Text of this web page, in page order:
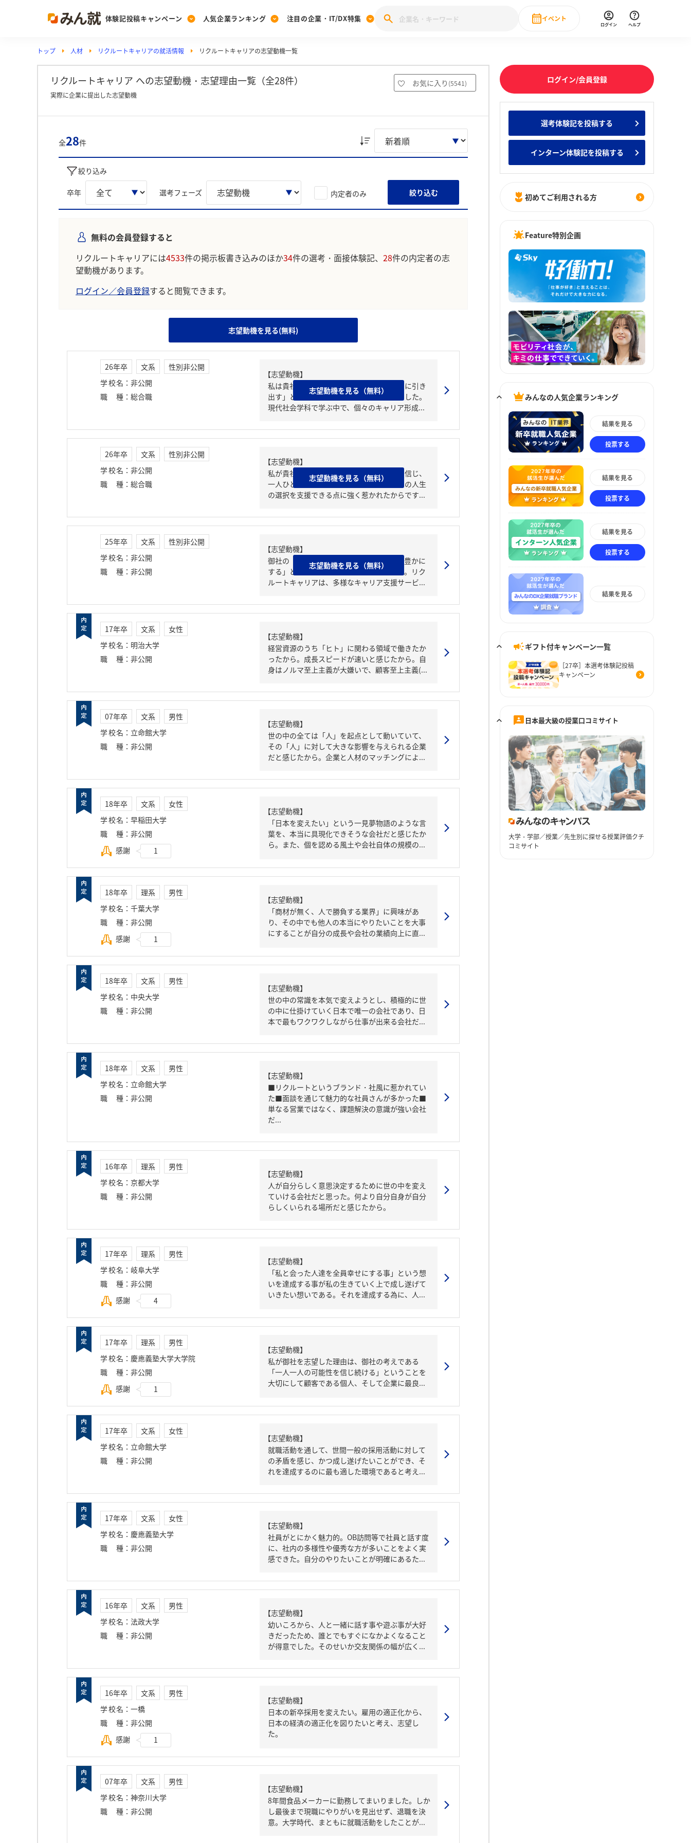
体験記投稿キャンペーン
Post
投稿する
[27卒] 本選考体験記投稿キャンペーン
人気企業ランキング
Ranking
ランキングを見る
みんなのDX企業就職ブランド調査
Vote みんなの新卒就職人気企業ランキング みんなのインターン人気企業ランキ
注目の企業・IT/DX特集
PickUp
注目の企業特集
28卒 IT・DX現場社員インタビュー
イベント
直近のイベント一覧
ログイン ヘルプ
トップ 人材 リクルートキャリアの就活情報 リクルートキャリアの志望動機一覧
リクルートキャリア への志望動機・志望理由一覧（全28件） お気に入り (5541)
実際に企業に提出した志望動機
全28件
絞り込み
卒年 選考フェーズ 内定者のみ 絞り込む
無料の会員登録すると
リクルートキャリアには4533件の掲示板書き込みのほか34件の選考・面接体験記、 28件の内定者の志
望動機があります。
ログイン／会員登録すると閲覧できます。
志望動機を見る(無料)
26年卒 文系
性別非公開
学校名 ： 非公開
職種 ： 総合職
【志望動機】
私は貴社の「一人ひとりの可能性を最大限に引き
出す」という理念に強く共感し、志望しました。
現代社会学科で学ぶ中で、個々のキャリア形成...
志望動機を見る（無料）
26年卒 文系
性別非公開
学校名 ： 非公開
職種 ： 総合職
【志望動機】
私が貴社を志望する理由は、人の可能性を信じ、
一人ひとりのキャリアに深く寄り添い、その人生
の選択を支援できる点に強く惹かれたからです...
志望動機を見る（無料）
25年卒 文系
性別非公開
学校名 ： 非公開
職種 ： 非公開
【志望動機】
御社の「人々の可能性を広げ、社会全体を豊かに
する」という理念に強く共感しております。リク
ルートキャリアは、多様なキャリア支援サービ...
志望動機を見る（無料）
17年卒 文系
女性
学校名 ： 明治大学
職種 ： 非公開
【志望動機】
経営資源のうち「ヒト」に関わる領域で働きたか
ったから。成長スピードが速いと感じたから。自
身はノルマ至上主義が大嫌いで、顧客至上主義(...
07年卒 文系
男性
学校名 ： 立命館大学
職種 ： 非公開
【志望動機】
世の中の全ては「人」を起点として動いていて、
その「人」に対して大きな影響を与えられる企業
だと感じたから。企業と人材のマッチングによ...
18年卒 文系
女性
学校名 ： 早稲田大学
職種 ： 非公開
感謝
1
【志望動機】
「日本を変えたい」という一見夢物語のような言
葉を、本当に具現化できそうな会社だと感じたか
ら。また、個を認める風土や会社自体の規模の...
18年卒 理系
男性
学校名 ： 千葉大学
職種 ： 非公開
感謝
1
【志望動機】
「商材が無く、人で勝負する業界」に興味があ
り、その中でも他人の本当にやりたいことを大事
にすることが自分の成長や会社の業績向上に直...
18年卒 文系
男性
学校名 ： 中央大学
職種 ： 非公開
【志望動機】
世の中の常識を本気で変えようとし、積極的に世
の中に仕掛けていく日本で唯一の会社であり、日
本で最もワクワクしながら仕事が出来る会社だ...
18年卒 文系
男性
学校名 ： 立命館大学
職種 ： 非公開
【志望動機】
■リクルートというブランド・社風に惹かれてい
た■面談を通じて魅力的な社員さんが多かった■
単なる営業ではなく、課題解決の意識が強い会社
だ...
16年卒 理系
男性
学校名 ： 京都大学
職種 ： 非公開
【志望動機】
人が自分らしく意思決定するために世の中を変え
ていける会社だと思った。何より自分自身が自分
らしくいられる場所だと感じたから。
17年卒 理系
男性
学校名 ： 岐阜大学
職種 ： 非公開
感謝
4
【志望動機】
「私と会った人達を全員幸せにする事」という想
いを達成する事が私の生きていく上で成し遂げて
いきたい想いである。それを達成する為に、人...
17年卒 理系
男性
学校名 ： 慶應義塾大学大学院
職種 ： 非公開
感謝
1
【志望動機】
私が御社を志望した理由は、御社の考えである
「一人一人の可能性を信じ続ける」ということを
大切にして顧客である個人、そして企業に最良...
17年卒 文系
女性
学校名 ： 立命館大学
職種 ： 非公開
【志望動機】
就職活動を通して、世間一般の採用活動に対して
の矛盾を感じ、かつ成し遂げたいことができ、そ
れを達成するのに最も適した環境であると考え...
17年卒 文系
女性
学校名 ： 慶應義塾大学
職種 ： 非公開
【志望動機】
社員がとにかく魅力的。OB訪問等で社員と話す度
に、社内の多様性や優秀な方が多いことをよく実
感できた。自分のやりたいことが明確にあるた...
16年卒 文系
男性
学校名 ： 法政大学
職種 ： 非公開
【志望動機】
幼いころから、人と一緒に話す事や遊ぶ事が大好
きだったため、誰とでもすぐになかよくなること
が得意でした。そのせいか交友関係の幅が広く...
16年卒 文系
男性
学校名 ： 一橋
職種 ： 非公開
感謝
1
【志望動機】
日本の新卒採用を変えたい。雇用の適正化から、
日本の経済の適正化を図りたいと考え、志望し
た。
07年卒 文系
男性
学校名 ： 神奈川大学
職種 ： 非公開
【志望動機】
8年間食品メーカーに勤務してまいりました。しか
し最後まで現職にやりがいを見出せず、退職を決
意。大学時代、まともに就職活動をしたことが...
ログイン/会員登録
選考体験記を投稿する
インターン体験記を投稿する
初めてご利用される方
Feature特別企画
みんなの人気企業ランキング
結果を見る
投票する
結果を見る
投票する
結果を見る
投票する
結果を見る
ギフト付キャンペーン一覧
［27卒］本選考体験記投稿
キャンペーン
日本最大級の授業口コミサイト
大学・学部／授業／先生別に探せる授業評価クチ
コミサイト